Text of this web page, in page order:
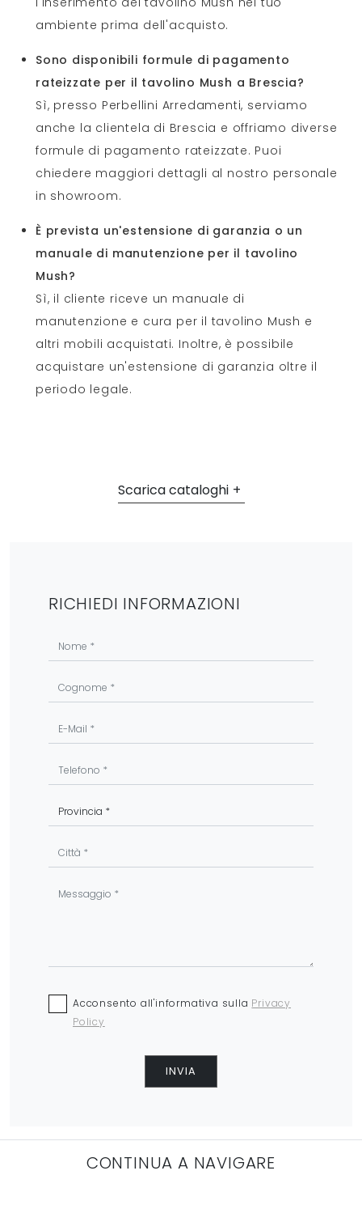
ambiente prima dell'acquisto.
Sono disponibili formule di pagamento
rateizzate per il tavolino Mush a Brescia?
Sì, presso Perbellini Arredamenti, serviamo
anche la clientela di Brescia e offriamo diverse
formule di pagamento rateizzate. Puoi
chiedere maggiori dettagli al nostro personale
in showroom.
È prevista un'estensione di garanzia o un
manuale di manutenzione per il tavolino
Mush?
Sì, il cliente riceve un manuale di
manutenzione e cura per il tavolino Mush e
altri mobili acquistati. Inoltre, è possibile
acquistare un'estensione di garanzia oltre il
periodo legale.
Scarica cataloghi
RICHIEDI INFORMAZIONI
Acconsento all'informativa sulla Privacy
Policy
INVIA
CONTINUA A NAVIGARE